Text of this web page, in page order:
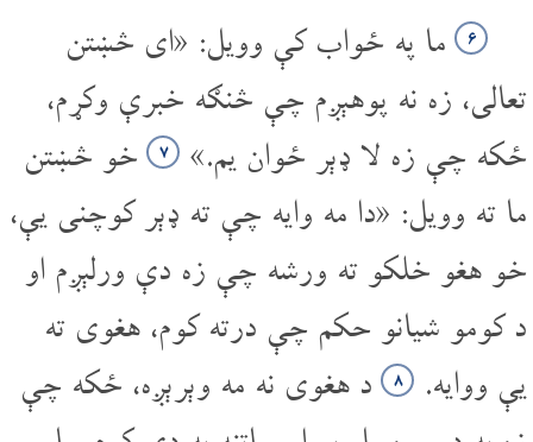
۶ ما په ځواب کې وویل: «ای څښتن
تعالی، زه نه پوهېږم چې څنګه خبرې وکړم،
ځکه چې زه لا ډېر ځوان یم.»
۷ خو څښتن
ما ته وویل: «دا مه وایه چې ته ډېر کوچنی یې،
خو هغو خلکو ته ورشه چې زه دې ورلېږم او
د کومو شیانو حکم چې درته کوم، هغوی ته
یې ووایه.
۸ د هغوی نه مه وېرېږه، ځکه چې